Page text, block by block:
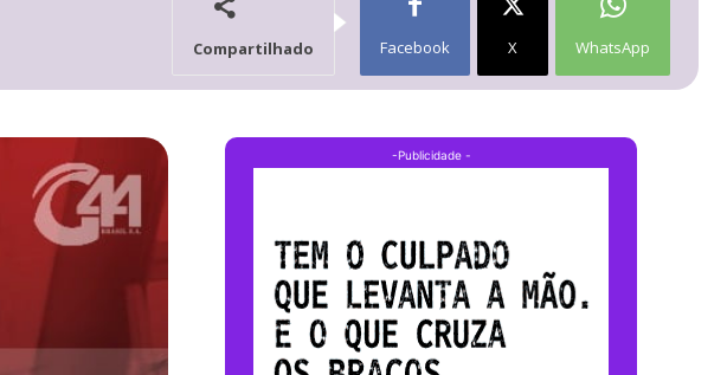
Compartilhado Facebook X WhatsApp
-Publicidade -